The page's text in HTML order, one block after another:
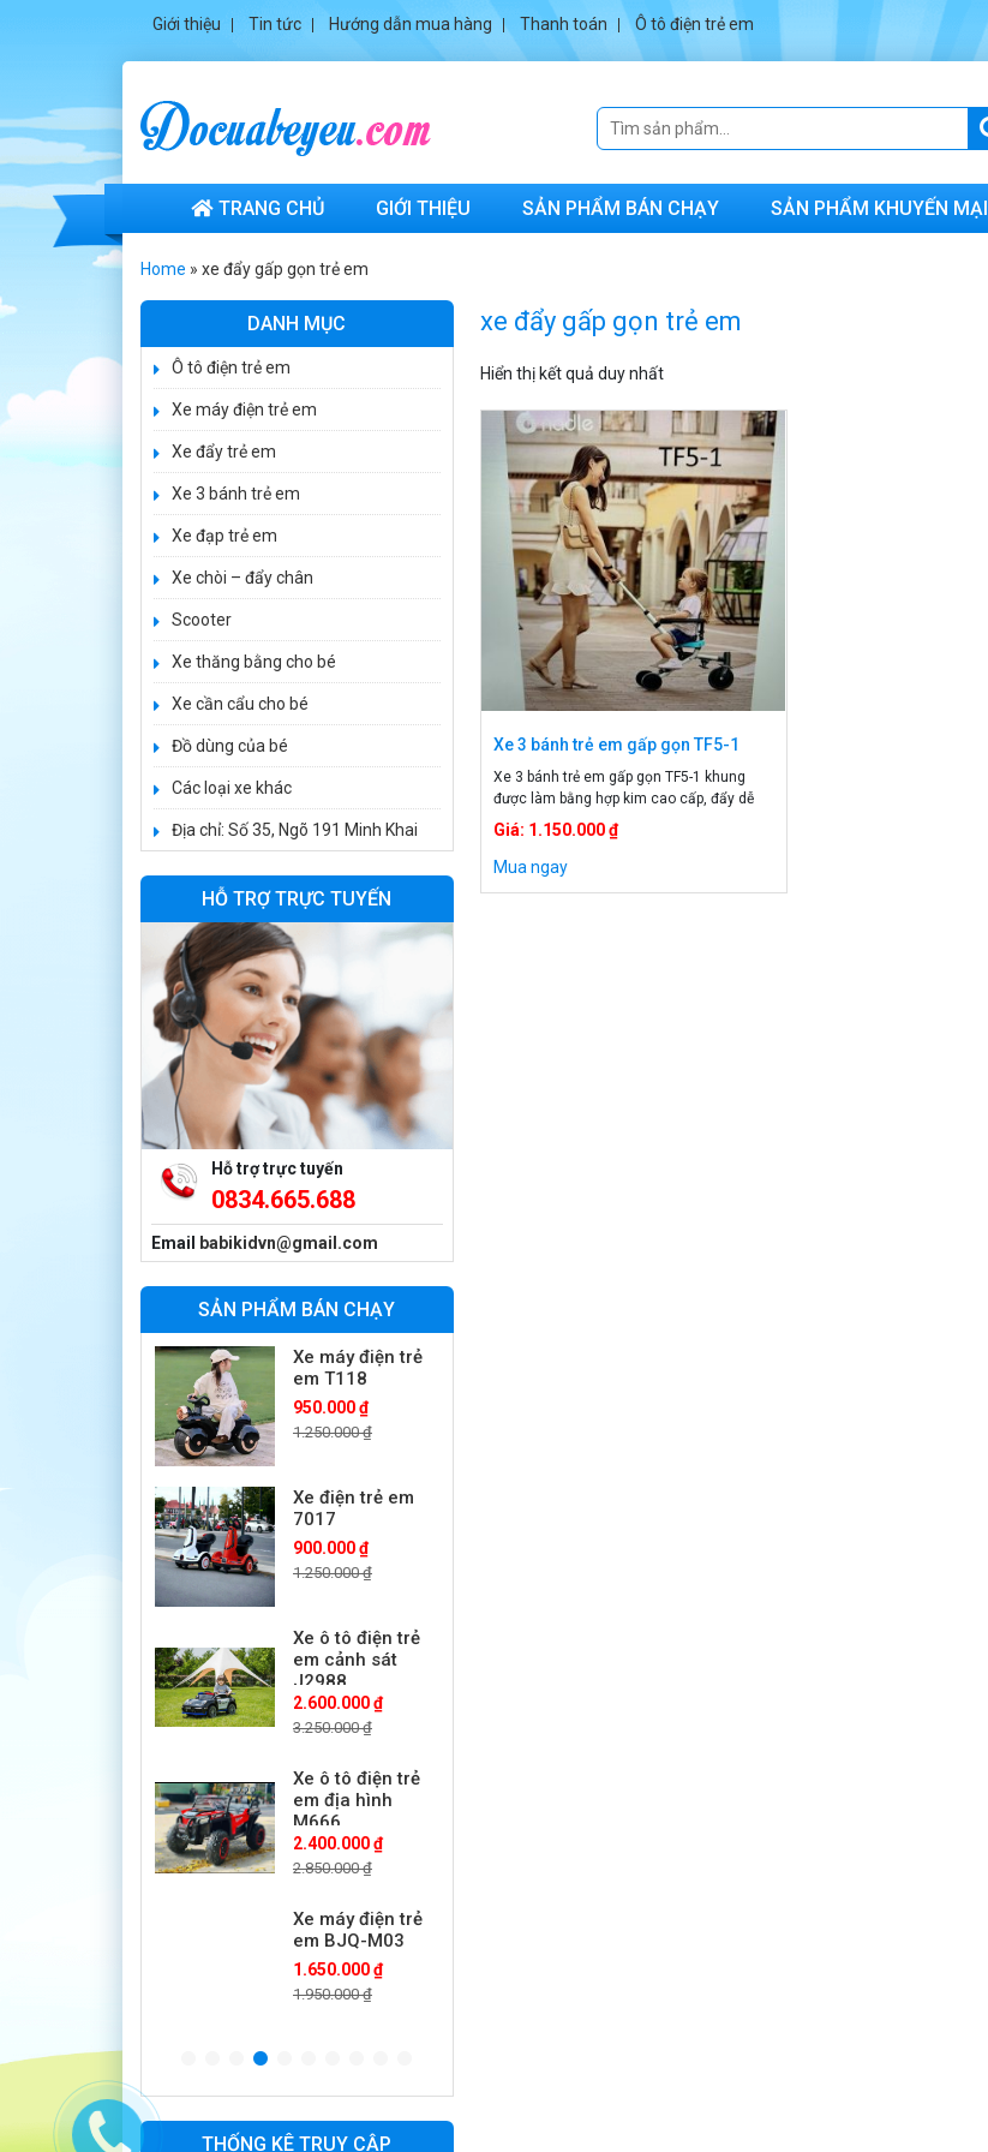
Giới thiệu Tin tức Hướng dẫn mua hàng Thanh toán Ô tô điện trẻ em
TRANG CHỦ GIỚI THIỆU SẢN PHẨM BÁN CHẠY SẢN PHẨM KHUYẾN MẠI
Home » xe đẩy gấp gọn trẻ em
xe đẩy gấp gọn trẻ em
Hiển thị kết quả duy nhất
Xe 3 bánh trẻ em gấp gọn TF5-1
Xe 3 bánh trẻ em gấp gọn TF5-1 khung
được làm bằng hợp kim cao cấp, đẩy dễ
dàng cho be bé đi chơi. Xe đẩy được 2
chiều v]af đẩu bé, vừa trò chuyện với bé
trên cả quãng đường dài. Xe đẩy trẻ em
Giá: 1.150.000 ₫
Mua ngay
DANH MỤC
Ô tô điện trẻ em
Xe máy điện trẻ em
Xe đẩy trẻ em
Xe 3 bánh trẻ em
Xe đạp trẻ em
Xe chòi – đẩy chân
Scooter
Xe thăng bằng cho bé
Xe cần cẩu cho bé
Đồ dùng của bé
Các loại xe khác
Địa chỉ: Số 35, Ngõ 191 Minh Khai
HỖ TRỢ TRỰC TUYẾN
Hỗ trợ trực tuyến
0834.665.688
Email babikidvn@gmail.com
SẢN PHẨM BÁN CHẠY
Xe ô tô điện trẻ
J2988
2.600.000 ₫
3.250.000 ₫
em địa hình
M666
Xe máy điện trẻ
1.950.000 ₫
Xe ô tô điện trẻ
1.530.000 ₫
1.950.000 ₫
trẻ em FE-188
520.000 ₫
Xe 3 bánh trẻ em
968
350.000 ₫
550.000 ₫
Xe máy điện trẻ
em vecpa XW02
950.000 ₫
1.250.000 ₫
em KS-518
900.000 ₫
1.250.000 ₫
Xe máy điện trẻ
em T118
950.000 ₫
1.250.000 ₫
Xe điện trẻ em
7017
900.000 ₫
1.250.000 ₫
Xe ô tô điện trẻ
em cảnh sát
J2988
2.600.000 ₫
3.250.000 ₫
Xe ô tô điện trẻ
em địa hình
M666
2.400.000 ₫
2.850.000 ₫
Xe máy điện trẻ
em BJQ-M03
1.650.000 ₫
1.950.000 ₫
1.950.000 ₫
THỐNG KÊ TRUY CẬP